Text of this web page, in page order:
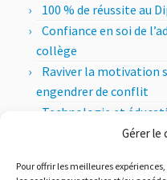
Gérer le
Pour offrir les meilleures
100 % de réussite au
Confiance en soi de
collège
Raviver la motivation
engendrer de conflit
Technologie et
entre apports
marche ?